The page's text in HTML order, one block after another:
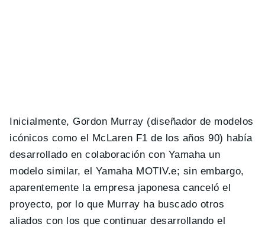
Inicialmente, Gordon Murray (diseñador de modelos
icónicos como el McLaren F1 de los años 90) había
desarrollado en colaboración con Yamaha un
modelo similar, el Yamaha MOTIV.e; sin embargo,
aparentemente la empresa japonesa canceló el
proyecto, por lo que Murray ha buscado otros
aliados con los que continuar desarrollando el